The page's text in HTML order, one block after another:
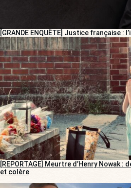
[GRANDE ENQUÊTE] Justice française :
[REPORTAGE] Meurtre d’Henry Nowak
et colère